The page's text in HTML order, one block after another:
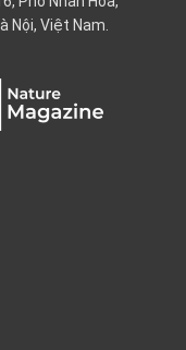
Nội, Việt Nam.